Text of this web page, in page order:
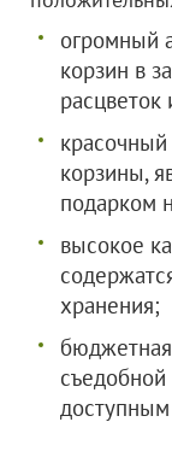
огромный
корзин в
расцветок
корзины,
подарком
высокое
хранения;